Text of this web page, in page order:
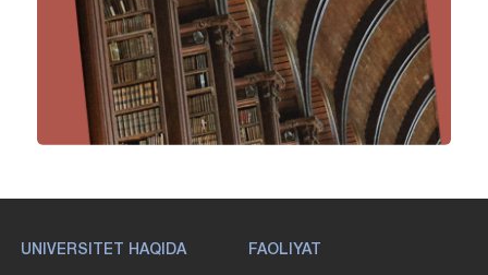
UNIVERSITET HAQIDA FAOLIYAT